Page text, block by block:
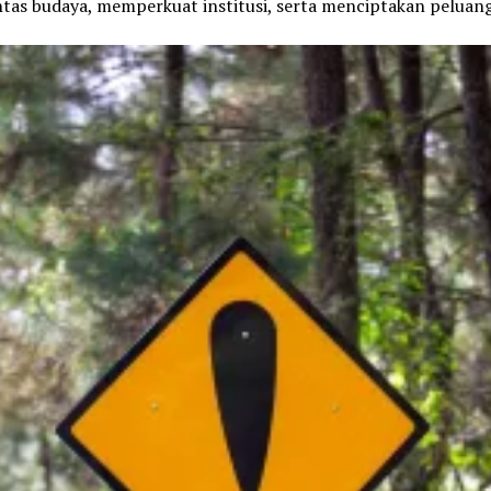
budaya, memperkuat institusi, serta menciptakan